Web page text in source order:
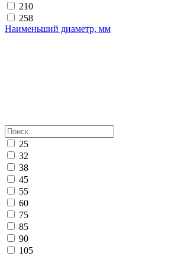
210
258
Наименьший диаметр, мм
25
32
38
45
55
60
75
85
90
105